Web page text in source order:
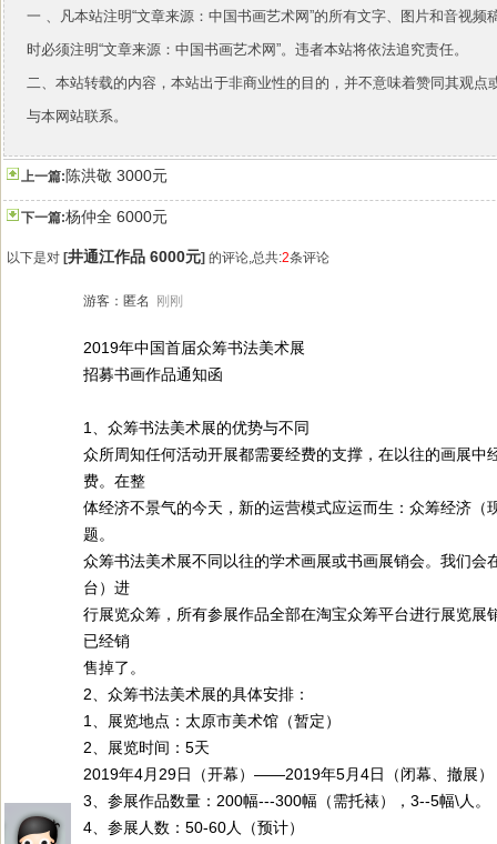
一 、凡本站注明“文章来源：中国书画艺术网”的所有文字、图片和音视
时必须注明“文章来源：中国书画艺术网”。违者本站将依法追究责任。
二、本站转载的内容，本站出于非商业性的目的，并不意味着赞同其观
与本网站联系。
上一篇: 陈洪敬 3000元
下一篇:杨仲全 6000元
以下是对 [井通江作品 6000元] 的评论,总共:2条评论
游客：匿名 刚刚
2019年中国首届众筹书法美术展
招募书画作品通知函
1、众筹书法美术展的优势与不同
众所周知任何活动开展都需要经费的支撑，在以往的画展
费。在整
体经济不景气的今天，新的运营模式应运而生：众筹经济（
题。
众筹书法美术展不同以往的学术画展或书画展销会。我们
台）进
行展览众筹，所有参展作品全部在淘宝众筹平台进行展览
已经销
售掉了。
2、众筹书法美术展的具体安排：
1、展览地点：太原市美术馆（暂定）
2、展览时间：5天
2019年4月29日（开幕）——2019年5月4日（闭幕、撤展）
3、参展作品数量：200幅---300幅（需托裱），3--5幅\人。
4、参展人数：50-60人（预计）